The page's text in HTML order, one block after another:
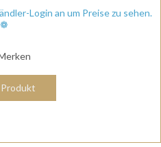
Login an um Preise zu sehen.
❁